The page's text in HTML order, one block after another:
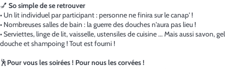
💅 So simple de se retrouver
• Un lit individuel par participant : personne ne finira sur le canap' !
• Nombreuses salles de bain : la guerre des douches n'aura pas lieu !
• Serviettes, linge de lit, vaisselle, ustensiles de cuisine ... Mais aussi savon, gel
douche et shampoing ! Tout est fourni !
🕺Pour vous les soirées ! Pour nous les corvées !